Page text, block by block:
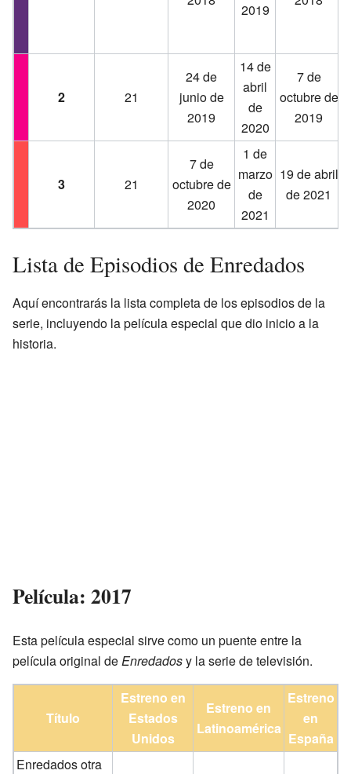
2019
2 21
24 de
junio de
2019
14 de
abril
de
2020
7 de
octubre de
2019
3 21
7 de
octubre de
2020
1 de
marzo
de
2021
19 de abril
de 2021
Lista de Episodios de Enredados
Aquí encontrarás la lista completa de los episodios de la
serie, incluyendo la película especial que dio inicio a la
historia.
Película: 2017
Esta película especial sirve como un puente entre la
película original deEnredadosy la serie de televisión.
Título
Estreno en
Estados
Unidos
Estreno en
Latinoamérica
Estreno
en
España
Enredados otra